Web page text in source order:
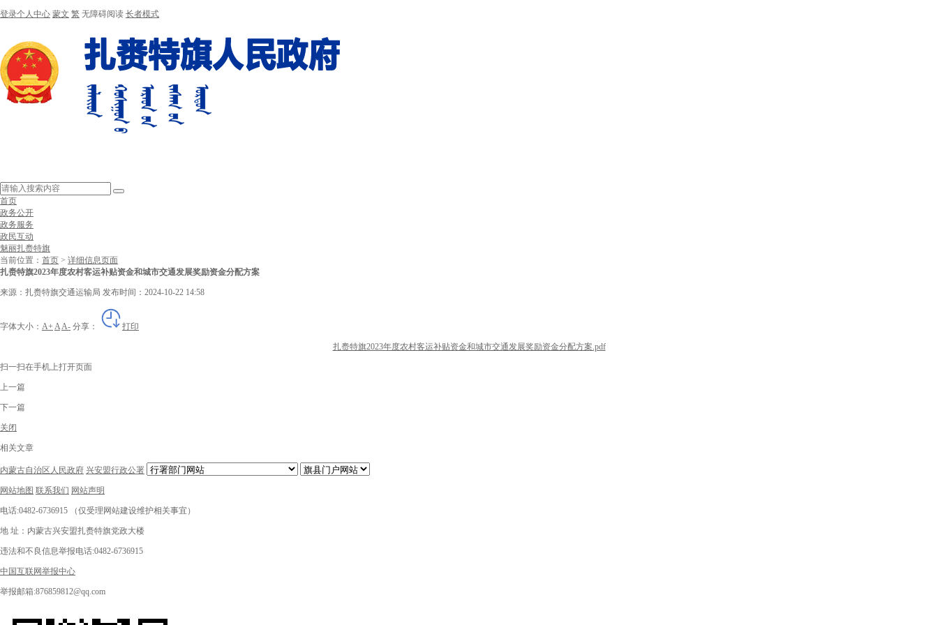
登录个人中心 蒙文 繁 无障碍阅读 长者模式
首页
政务公开
政务服务
政民互动
魅丽扎赉特旗
当前位置： 首页 > 详细信息页面
扎赉特旗2023年度农村客运补贴资金和城市交通发展奖励资金分配方案
来源：扎赉特旗交通运输局 发布时间：2024-10-22 14:58
字体大小： A+ AA- 分享： 打印
扎赉特旗2023年度农村客运补贴资金和城市交通发展奖励资金分配方案.pdf
扫一扫在手机上打开页面
上一篇
下一篇
关闭
相关文章
内蒙古自治区人民政府 兴安盟行政公署
网站地图 联系我们 网站声明
电话:0482-6736915 （仅受理网站建设维护相关事宜）
地 址：内蒙古兴安盟扎赉特旗党政大楼
违法和不良信息举报电话:0482-6736915
中国互联网举报中心
举报邮箱:876859812@qq.com